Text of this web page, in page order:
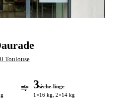
Toulouse
3sèche-linge
1×16 kg, 2×14 kg